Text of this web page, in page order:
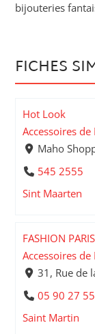
bijouteries
FICHES
Hot Look
Accessoires de
Maho
545 2555
Sint Maarten
FASHION PARIS
Accessoires de
31, Rue de
05 90 27
Saint Martin